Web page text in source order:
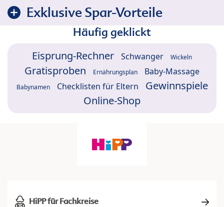
Exklusive Spar-Vorteile
Häufig geklickt
Eisprung-Rechner Schwanger Wickeln
Gratisproben Ernährungsplan Baby-Massage
Babynamen Checklisten für Eltern
Gewinnspiele
Online-Shop
HiPP für Fachkreise